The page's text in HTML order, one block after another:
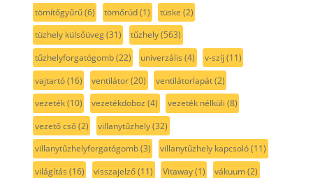
tömítőgyűrű(6) tömőrúd(1) tüske (2)
tüzhely külsőüveg(31) tűzhely(563)
tűzhelyforgatógomb(22) univerzális (4) v-szíj (11)
vajtartó(16) ventilátor(20) ventilátorlapát(2)
vezeték(10) vezetékdoboz (4) vezeték nélküli (8)
vezető cső(2) villanytűzhely(32)
villanytűzhelyforgatógomb(3) villanytűzhely kapcsoló(11)
világítás (16) visszajelző(11) Vitaway(1) vákuum(2)